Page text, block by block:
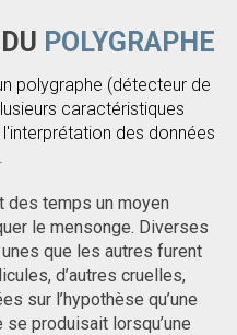
POLYGRAPHE
polygraphe (détecteur de
caractéristiques
des données
des temps un moyen
le mensonge. Diverses
que les autres furent
d’autres cruelles,
sur l’hypothèse qu’une
produisait lorsqu’une